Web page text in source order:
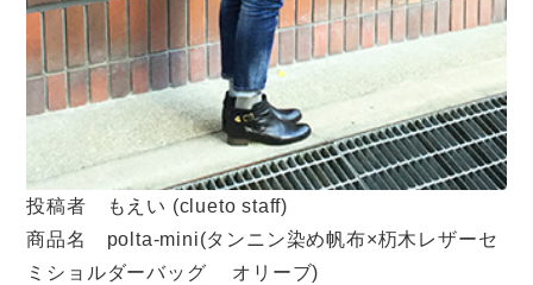
投稿者 もえい (clueto staff)
商品名 polta-mini(タンニン染め帆布×杤木レザーセ
ミショルダーバッグ オリーブ)